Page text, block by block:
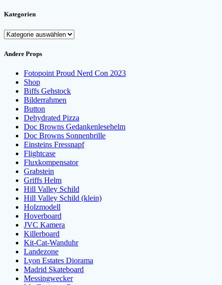
Kategorien
Kategorien
Andere Props
Fotopoint Proud Nerd Con 2023
Shop
Biffs Gehstock
Bilderrahmen
Button
Dehydrated Pizza
Doc Browns Gedankenlesehelm
Doc Browns Sonnenbrille
Einsteins Fressnapf
Flightcase
Fluxkompensator
Grabstein
Griffs Helm
Hill Valley Schild
Hill Valley Schild (klein)
Holzmodell
Hoverboard
JVC Kamera
Killerboard
Kit-Cat-Wanduhr
Landezone
Lyon Estates Diorama
Madrid Skateboard
Messingwecker